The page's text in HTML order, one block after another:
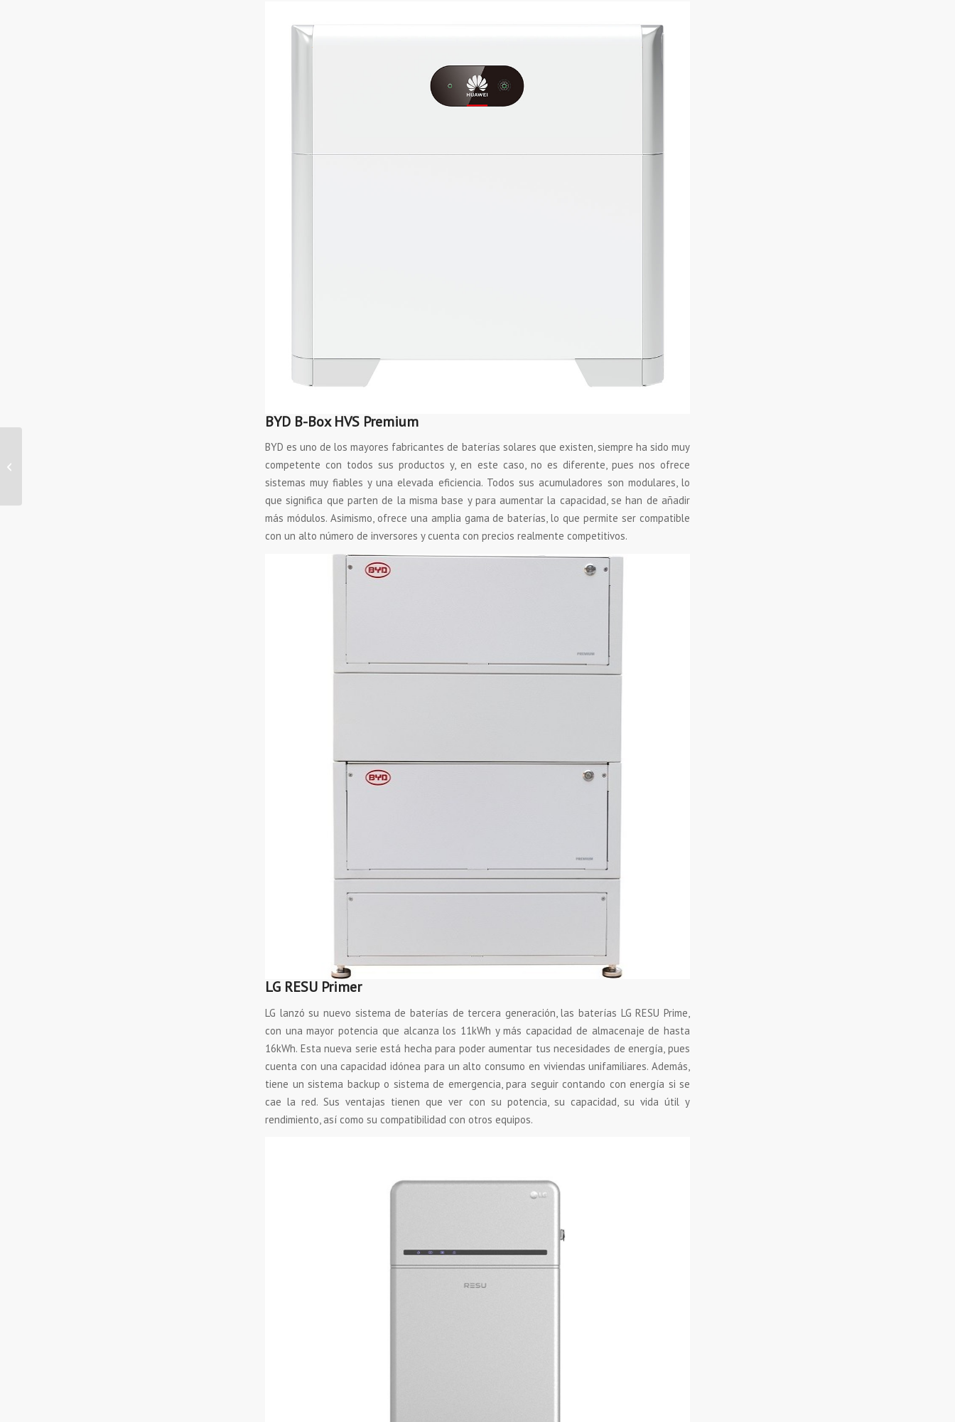
BYD B-Box HVS Premium
BYD es uno de los mayores fabricantes de baterías solares que existen, siempre ha sido muy
competente con todos sus productos y, en este caso, no es diferente, pues nos ofrece
sistemas muy fiables y una elevada eficiencia. Todos sus acumuladores son modulares, lo
que significa que parten de la misma base y para aumentar la capacidad, se han de añadir
más módulos. Asimismo, ofrece una amplia gama de baterías, lo que permite ser compatible
con un alto número de inversores y cuenta con precios realmente competitivos.
LG RESU Primer
LG lanzó su nuevo sistema de baterías de tercera generación, las baterías LG RESU Prime,
con una mayor potencia que alcanza los 11kWh y más capacidad de almacenaje de hasta
16kWh. Esta nueva serie está hecha para poder aumentar tus necesidades de energía, pues
cuenta con una capacidad idónea para un alto consumo en viviendas unifamiliares. Además,
tiene un sistema backup o sistema de emergencia, para seguir contando con energía si se
cae la red. Sus ventajas tienen que ver con su potencia, su capacidad, su vida útil y
rendimiento, así como su compatibilidad con otros equipos.